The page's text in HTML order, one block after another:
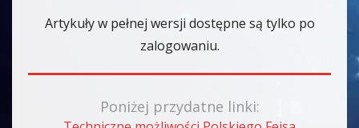
Artykuły w pełnej wersji dostępne są tylko po
zalogowaniu.
Poniżej przydatne linki: